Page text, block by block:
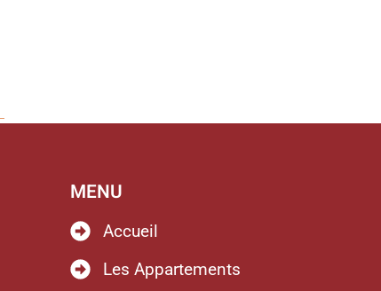
MENU
Accueil
Les Appartements